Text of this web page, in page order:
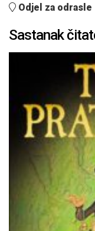
Odjel za odrasle
Sastanak